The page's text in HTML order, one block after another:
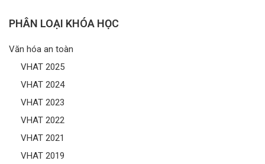
PHÂN LOẠI KHÓA HỌC
Văn hóa an toàn
VHAT 2025
VHAT 2024
VHAT 2023
VHAT 2022
VHAT 2021
VHAT 2019